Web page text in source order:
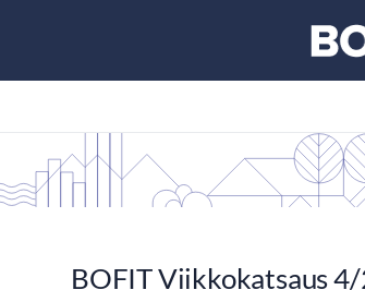
BOFIT Viikkokatsaus